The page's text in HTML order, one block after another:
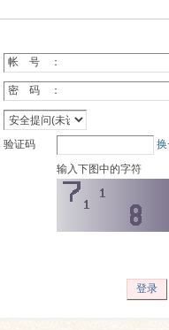
帐 号 ：
密 码 ：
验证码
输入下图中的字符
登录